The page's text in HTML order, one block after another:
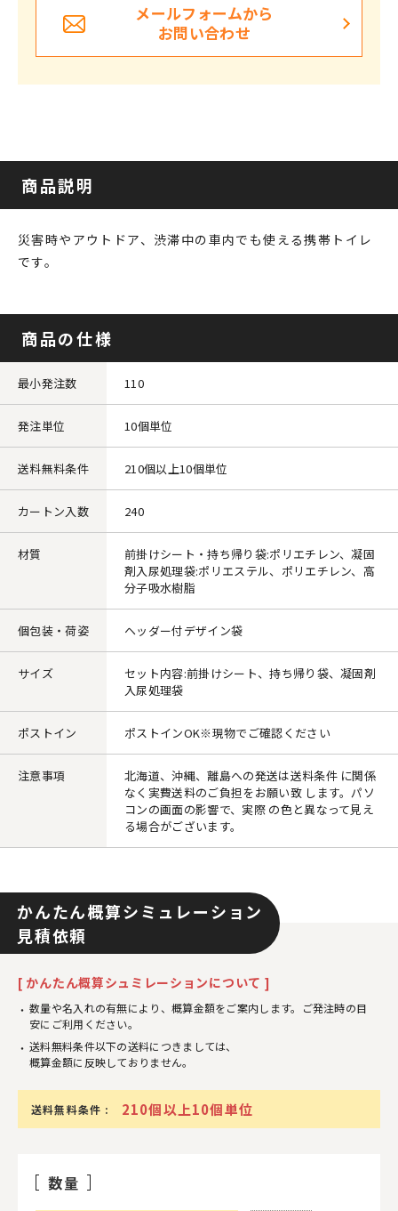
メールフォームから
お問い合わせ
商品説明
災害時やアウトドア、渋滞中の車内でも使える携帯トイレ
です。
商品の仕様
最小発注数 110
発注単位 10個単位
送料無料条件 210個以上10個単位
カートン入数 240
材質
前掛けシート・持ち帰り袋:ポリエチレン、凝固
剤入尿処理袋:ポリエステル、ポリエチレン、高
分子吸水樹脂
個包装・荷姿 ヘッダー付デザイン袋
サイズ
セット内容:前掛けシート、持ち帰り袋、凝固剤
入尿処理袋
ポストイン ポストインOK※現物でご確認ください
注意事項
北海道、沖縄、離島への発送は送料条件 に関係
なく実費送料のご負担をお願い致 します。パソ
コンの画面の影響で、実際 の色と異なって見え
る場合がございます。
かんたん概算シミュレーション
見積依頼
[ かんたん概算シュミレーションについて ]
数量や名入れの有無により、概算金額をご案内します。ご発注時の目
安にご利用ください。
送料無料条件以下の送料につきましては、
概算金額に反映しておりません。
送料無料条件 : 210個以上10個単位
数量